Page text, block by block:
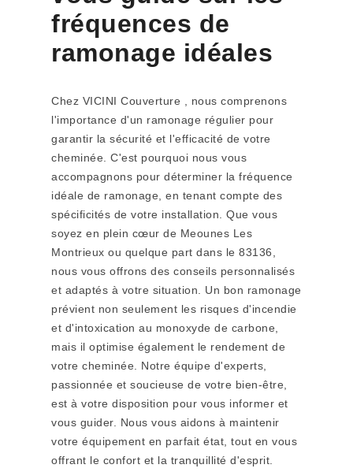
fréquences de
ramonage idéales
Chez VICINI Couverture , nous comprenons
l'importance d'un ramonage régulier pour
garantir la sécurité et l'efficacité de votre
cheminée. C'est pourquoi nous vous
accompagnons pour déterminer la fréquence
idéale de ramonage, en tenant compte des
spécificités de votre installation. Que vous
soyez en plein cœur de Meounes Les
Montrieux ou quelque part dans le 83136,
nous vous offrons des conseils personnalisés
et adaptés à votre situation. Un bon ramonage
prévient non seulement les risques d'incendie
et d'intoxication au monoxyde de carbone,
mais il optimise également le rendement de
votre cheminée. Notre équipe d'experts,
passionnée et soucieuse de votre bien-être,
est à votre disposition pour vous informer et
vous guider. Nous vous aidons à maintenir
votre équipement en parfait état, tout en vous
offrant le confort et la tranquillité d'esprit.